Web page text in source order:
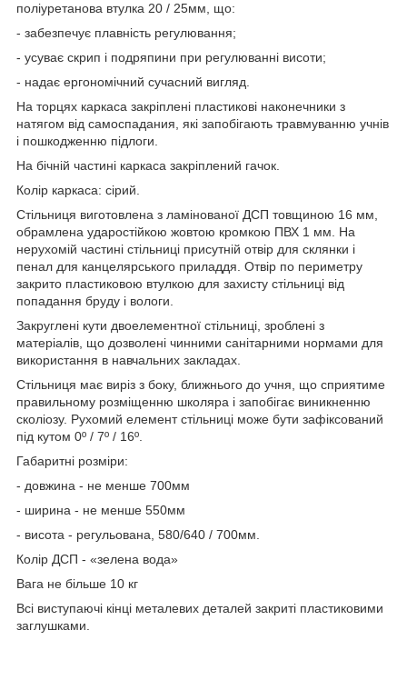
поліуретанова втулка 20 / 25мм, що:
- забезпечує плавність регулювання;
- усуває скрип і подряпини при регулюванні висоти;
- надає ергономічний сучасний вигляд.
На торцях каркаса закріплені пластикові наконечники з
натягом від самоспадания, які запобігають травмуванню учнів
і пошкодженню підлоги.
На бічній частині каркаса закріплений гачок.
Колір каркаса: сірий.
Стільниця виготовлена з ламінованої ДСП товщиною 16 мм,
обрамлена ударостійкою жовтою кромкою ПВХ 1 мм. На
нерухомій частині стільниці присутній отвір для склянки і
пенал для канцелярського приладдя. Отвір по периметру
закрито пластиковою втулкою для захисту стільниці від
попадання бруду і вологи.
Закруглені кути двоелементної стільниці, зроблені з
матеріалів, що дозволені чинними санітарними нормами для
використання в навчальних закладах.
Стільниця має виріз з боку, ближнього до учня, що сприятиме
правильному розміщенню школяра і запобігає виникненню
сколіозу. Рухомий елемент стільниці може бути зафіксований
під кутом 0º / 7º / 16º.
Габаритні розміри:
- довжина - не менше 700мм
- ширина - не менше 550мм
- висота - регульована, 580/640 / 700мм.
Колір ДСП - «зелена вода»
Вага не більше 10 кг
Всі виступаючі кінці металевих деталей закриті пластиковими
заглушками.